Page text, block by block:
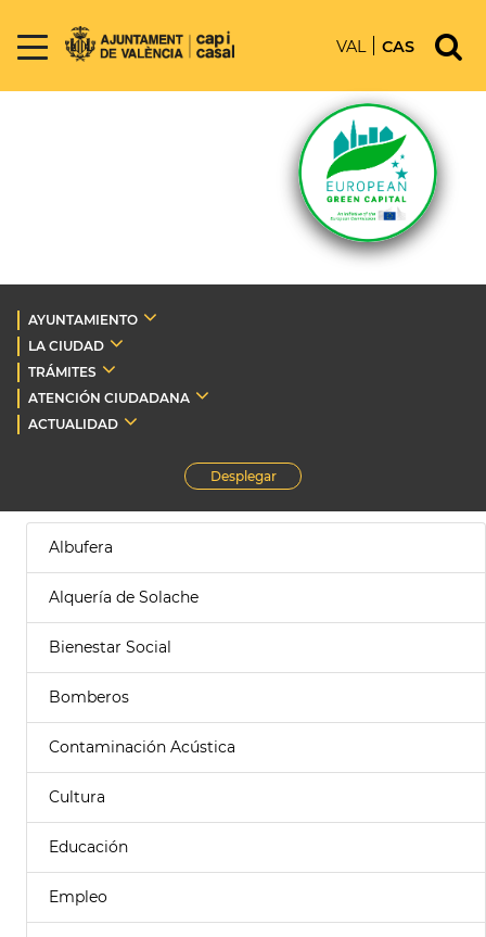
VAL CAS
AYUNTAMIENTO
LA CIUDAD
TRÁMITES
ATENCIÓN CIUDADANA
ACTUALIDAD
Desplegar
Albufera
Alquería de Solache
Bienestar Social
Bomberos
Contaminación Acústica
Cultura
Educación
Empleo